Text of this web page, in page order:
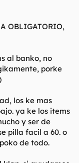
OBLIGATORIO,
al banko, no
porke
los ke mas
ya ke los items
y ser de
pilla facil a 60. o
de todo.